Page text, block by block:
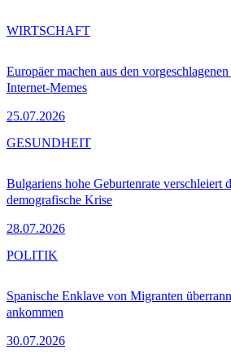
Europäer machen aus den
Internet-Memes
25.07.2026
WIRTSCHAFT
Bulgariens hohe Geburtenrate verschleiert
demografische Krise
28.07.2026
GESUNDHEIT
Spanische Enklave von Migranten
ankommen
30.07.2026
POLITIK